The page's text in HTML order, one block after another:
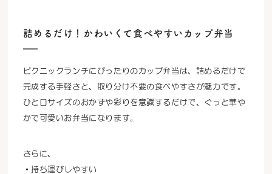
詰めるだけ！かわいくて食べやすいカップ弁当
ピクニックランチにぴったりのカップ弁当は、詰めるだけで
完成する手軽さと、取り分け不要の食べやすさが魅力です。
ひと口サイズのおかずや彩りを意識するだけで、ぐっと華や
かで可愛いお弁当になります。
さらに、
・持ち運びしやすい